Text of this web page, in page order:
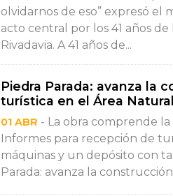
olvidarnos de eso” expresó el
acto central por los 41 años
Rivadavia. A 41 años de...
Piedra Parada: avanza la
turística en el Área
01 ABR - La obra comprende
Informes para recepción de
máquinas y un depósito con
Parada: avanza la